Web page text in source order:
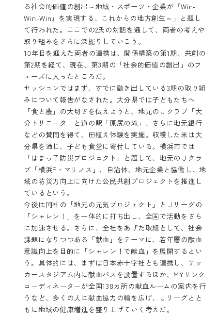
る社会的価値の創出～地域・スポーツ・企業が『Win-
Win-Win』を実現する、これからの地方創生～」と題し
て行われた。ここでの2氏の対話を通して、両者の考えや
取り組みをさらに深掘りしていこう。
10年目を迎えた両者の連携は、関係構築の第1期、共創の
第2期を経て、現在、第3期の「社会的価値の創出」のフ
ェーズに入ったところだ。
セッションではまず、すでに動き出している3期の取り組
みについて報告がなされた。大分県では子どもたちへ
「食と農」の大切さを伝えようと、地元のＪクラブ「大
分トリニータ」と道の駅「原尻の滝」、さらに地元銀行
などの賛同を得て、田植え体験を実施。収穫した米は大
分県を通じ、子ども食堂に寄付している。横浜市では
「はまっ子防災プロジェクト」と題して、地元のＪクラ
ブ「横浜F・マリノス」、自治体、地元企業と協働し、地
域の防災力向上に向けた公民共創プロジェクトを推進し
ているという。
今後は同社の「地元の元気プロジェクト」とＪリーグの
「シャレン！」を一体的に打ち出し、全国で活動をさら
に加速させる。さらに、全社をあげた取組として、社会
課題になりつつある「献血」をテーマに、若年層の献血
意識向上を目的に「シャレン！で献血」を展開するとい
う。具体的には、まずは日本赤十字社とも連携し、サッ
カースタジアム内に献血バスを設置するほか、MYリンク
コーディネーターが全国138カ所の献血ルームの案内を行
うなど、多くの人に献血協力の輪を広げ、Ｊリーグとと
もに地域の健康増進を盛り上げていく考えだ。